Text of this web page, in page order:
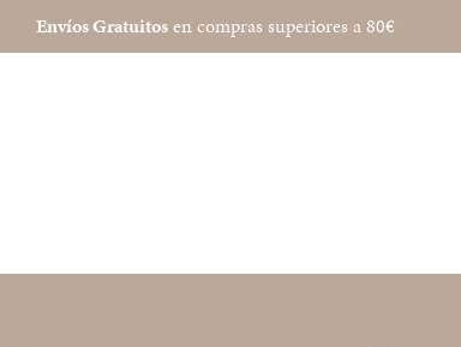
Envíos Gratuitosen compras superiores a 80€